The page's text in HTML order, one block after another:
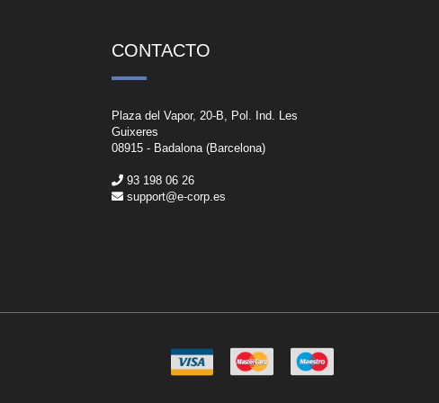
CONTACTO
Plaza del Vapor, 20-B, Pol. Ind. Les
Guixeres
08915 - Badalona (Barcelona)
93 198 06 26
support@e-corp.es